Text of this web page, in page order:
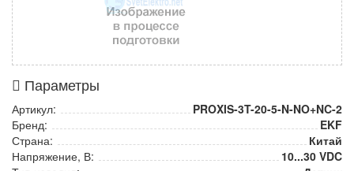
Параметры
Артикул:
PROXIS-3T-20-5-N-NO+NC-2
Бренд:
EKF
Страна:
Китай
Напряжение, В:
10...30 VDC